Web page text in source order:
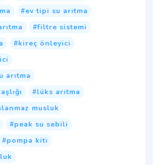
ev tipi su arıtma
filtre sistemi
kireç önleyici
arıtma
lüks arıtma
musluk
peak su sebili
pompa kiti